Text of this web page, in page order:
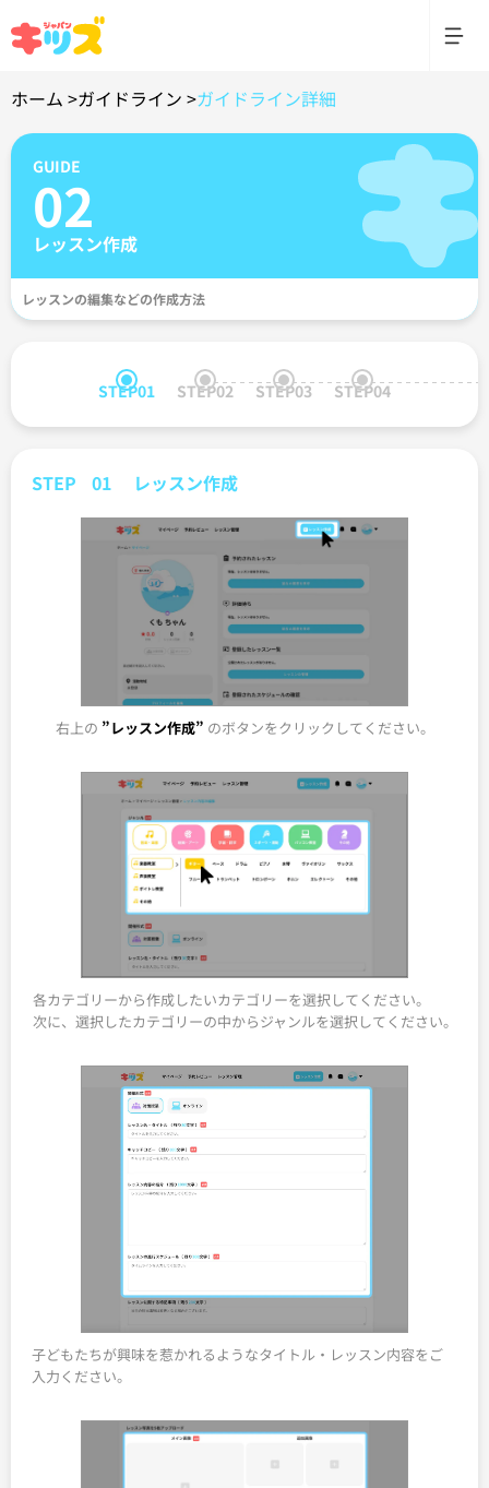
ホーム >ガイドライン >ガイドライン詳細
GUIDE
02
レッスン作成
レッスンの編集などの作成方法
STEP01 STEP02 STEP03 STEP04
STEP 01 レッスン作成
右上の ”レッスン作成” のボタンをクリックしてください。
各カテゴリーから作成したいカテゴリーを選択してください。
次に、選択したカテゴリーの中からジャンルを選択してください。
子どもたちが興味を惹かれるようなタイトル・レッスン内容をご
入力ください。